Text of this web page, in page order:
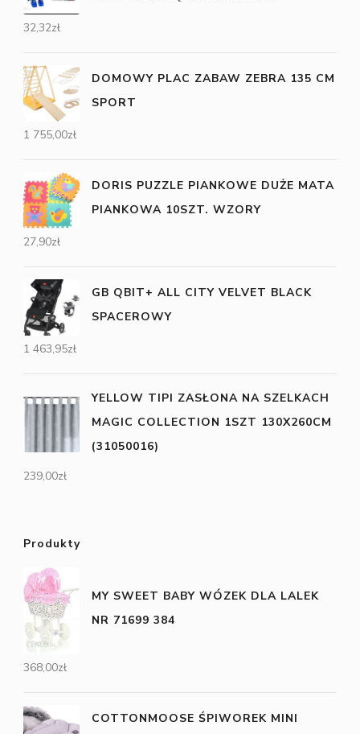
32,32zł
DOMOWY PLAC ZABAW ZEBRA 135 CM
SPORT
1 755,00zł
DORIS PUZZLE PIANKOWE DUŻE MATA
PIANKOWA 10SZT. WZORY
27,90zł
GB QBIT+ ALL CITY VELVET BLACK
SPACEROWY
1 463,95zł
YELLOW TIPI ZASŁONA NA SZELKACH
MAGIC COLLECTION 1SZT 130X260CM
(31050016)
239,00zł
Produkty
MY SWEET BABY WÓZEK DLA LALEK
NR 71699 384
368,00zł
COTTONMOOSE ŚPIWOREK MINI